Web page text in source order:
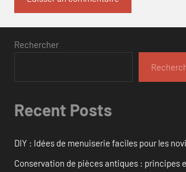
Rechercher
Recent Posts
DIY : Idées de menuiserie faciles pour les
Conservation de pièces antiques : principes